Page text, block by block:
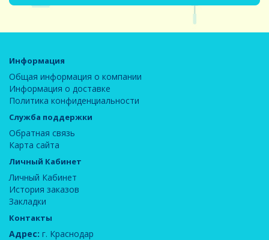
Информация
Общая информация о компании
Информация о доставке
Политика конфиденциальности
Служба поддержки
Обратная связь
Карта сайта
Личный Кабинет
Личный Кабинет
История заказов
Закладки
Контакты
Адрес: г. Краснодар